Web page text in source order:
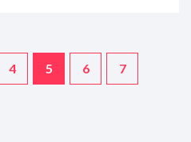
4 5 6 7